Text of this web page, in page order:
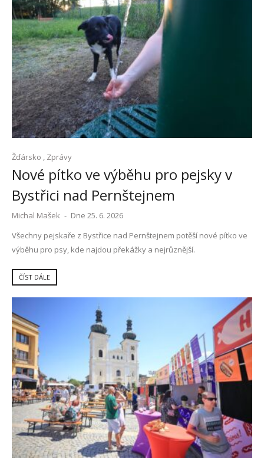
Žďársko Zprávy
Nové pítko ve výběhu pro pejsky v
Bystřici nad Pernštejnem
Michal Mašek - Dne 25. 6. 2026
Všechny pejskaře z Bystřice nad Pernštejnem potěší nové pítko ve
výběhu pro psy, kde najdou překážky a nejrůznější.
ČÍST DÁLE